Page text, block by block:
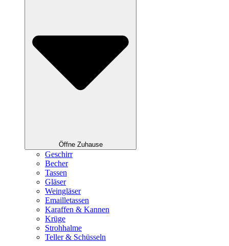
Öffne Zuhause
Geschirr
Becher
Tassen
Gläser
Weingläser
Emailletassen
Karaffen & Kannen
Krüge
Strohhalme
Teller & Schüsseln